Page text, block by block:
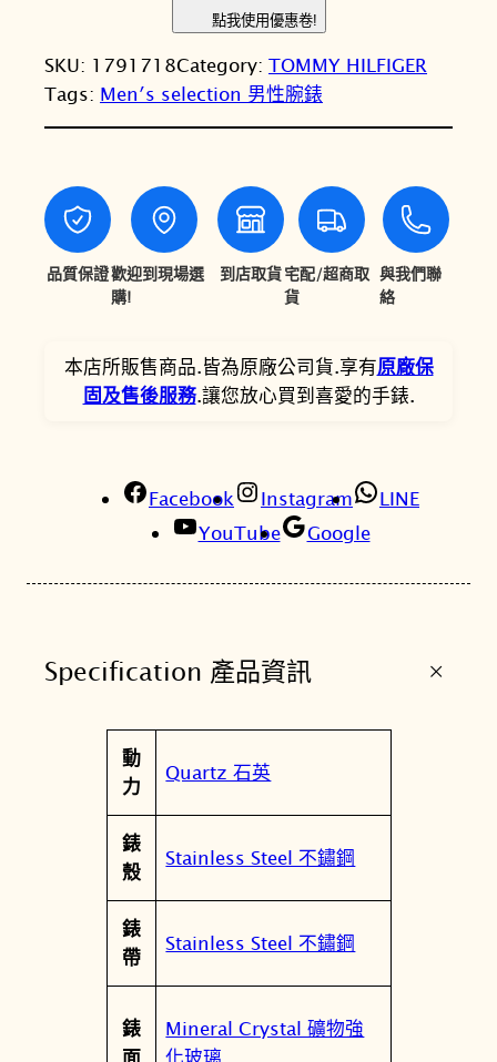
：
N
T
$
,
1
0
。
N
$
,
3
9
。
m
m
y
H
l
f
g
時
尚
三
仕
腕
1
1
1
數
量
點我使用優惠卷!
SKU: 1791718Category: TOMMY HILFIGER
Tags: Men′s selection 男性腕錶
品質保證歡迎到現場選
購!
到店取貨宅配/超商取
貨
與我們聯
絡
本店所販售商品.皆為原廠公司貨.享有原廠保
固及售後服務.讓您放心買到喜愛的手錶.
Facebook Instagram
LINE
YouTube
Google
Specification 產品資訊 +
屬
性
值
動
力
Quartz 石英
錶
殼
Stainless Steel 不鏽鋼
錶
帶
Stainless Steel 不鏽鋼
錶
面
Mineral Crystal 礦物強
化玻璃